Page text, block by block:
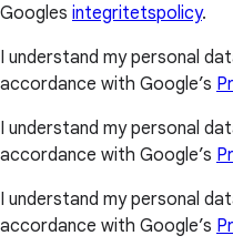
Googles integritetspolicy.
I understand my personal
accordance with Google’s
I understand my personal
accordance with Google’s
I understand my personal
accordance with Google’s